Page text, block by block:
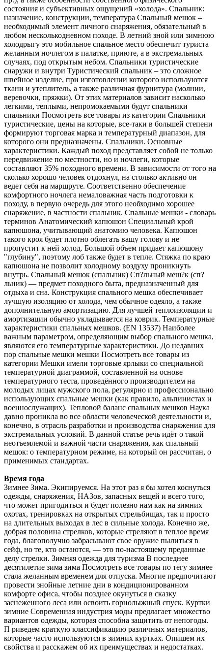
состояния и субъективных ощущений «холода». Спальник:
назначение, конструкции, температура Спальный мешок –
необходимый элемент личного снаряжения, обязательный в
любом несколькодневном походе. В летний зной или зимнюю
холодрыгу это мобильное спальное место обеспечит туриста
желанным ночлегом в палатке, приюте, а в экстремальных
случаях, под открытым небом. Спальники туристические
снаружи и внутри Туристический спальник – это сложное
швейное изделие, при изготовлении которого используются
ткани и утеплитель, а также различная фурнитура (молнии,
веревочки, пряжки). От этих материалов зависит насколько
легкими, теплыми, непромокаемыми будут спальники
спальники Посмотреть все товары из категории Спальники
туристические, цены на которые, все-таки в большей степени
формируют торговая марка и температурный диапазон, для
которого они предназначены. Спальники. Основные
характеристики. Каждый поход представляет собой не только
передвижение по местности, но и ночлеги, которые
составляют 35% походного времени. В зависимости от того на
сколько хорошо человек отдохнул, на столько активно он
ведет себя на маршруте. Соответственно обеспечение
комфортного ночлега немаловажная часть подготовки к
походу, в первую очередь для этого необходимо хорошее
снаряжение, в частности спальник. Спальные мешки - словарь
терминов Анатомический капюшон Специальный крой
капюшона, учитывающий анатомию человека. Капюшон
такого кроя будет плотно облегать вашу голову и не
пропустит к ней холод. Большой объем придает капюшону
"глубину", поэтому лоб также будет в тепле. Стяжка по краю
капюшона не позволит холодному воздуху проникнуть
внутрь. Спальный мешок (спальник) Сп?льный меш?к (сп?
льник) — предмет походного быта, предназначенный для
отдыха и сна. Конструкция спального мешка обеспечивает
лучшую изоляцию от холода, чем обычное одеяло, а также
дополнительную амортизацию. Для лучшей теплоизоляции и
амортизации обычно укладывается на коврик. Температурные
характеристики спальных мешков. (EN 13537) Наиболее
важным параметром, определяющим выбор спального мешка,
являются его температурные характеристики. До недавних
пор спальные мешки мешки Посмотреть все товары из
категории Мешки имели торговые ярлыки со специальной
температурной диаграммой, составленной на основе
температурного теста, проведённого производителем на
молодых лицах мужского пола, регулярно и профессионально
использующих спальные мешки (как правило, альпинистах и
военнослужащих). Тепловой баланс спальных мешков Наука
давно проникла во все области человеческой деятельности и,
конечно, в отрасль разработки и производства снаряжения для
экстремальных условий. В данной статье речь идёт о такой
неотъемлемой и важной части снаряжения, как спальный
мешок: о температурном режиме, на который он рассчитан, о
применимых стандартах.
Время года
Зимнее Зима. Экипируемся. На этот раз я бы хотел коснуться
одежды, снаряжения, НАЗов, запасных вещей и всего того,
что может пригодиться и будет полезно нам как на зимних
охотах, тренировках на открытых стрельбищах, так и просто
на длительных выходах в лес в сильные холода. Конечно же,
добрая половина стрелков, которые стреляют в теплое время
года, благополучно забрасывают свое оружие пылиться в
сейф, но те, кто остаются, — это по-настоящему преданные
делу стрелки. Зимняя одежда для туризма В последнее
десятилетие зима зима Посмотреть все товары по тегу зимнее
стала желанным временем для отпуска. Многие предпочитают
провести знойные летние дни в кондиционированном
комфорте офиса, чтобы позднее окунуться в сказку
заснеженного леса или освоить горнолыжный спуск. Куртки
зимние Современная индустрия моды предлагает множество
вариантов одежды, которая способна защитить от непогоды.
П риведем краткую классификацию различных материалов,
которые часто используются в зимних куртках. Опишем их
свойства и расскажем об их преимуществах и недостатках.